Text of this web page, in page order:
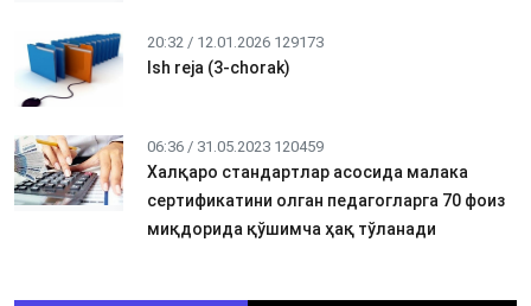
20:32 / 12.01.2026 129173
Ish reja (3-chorak)
06:36 / 31.05.2023 120459
Халқаро стандартлар асосида малака
сертификатини олган педагогларга 70 фоиз
миқдорида қўшимча ҳақ тўланади